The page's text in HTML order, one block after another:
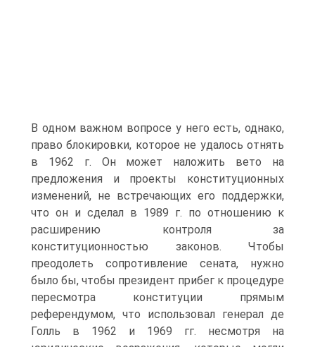
В одном важном вопросе у него есть, однако,
право блокировки, которое не удалось отнять
в 1962 г. Он может наложить вето на
предложения и проекты конституционных
изменений, не встречающих его поддержки,
что он и сделал в 1989 г. по отношению к
расширению контроля за
конституционностью законов. Чтобы
преодолеть сопротивление сената, нужно
было бы, чтобы президент прибег к процедуре
пересмотра конституции прямым
референдумом, что использовал генерал де
Голль в 1962 и 1969 гг. несмотря на